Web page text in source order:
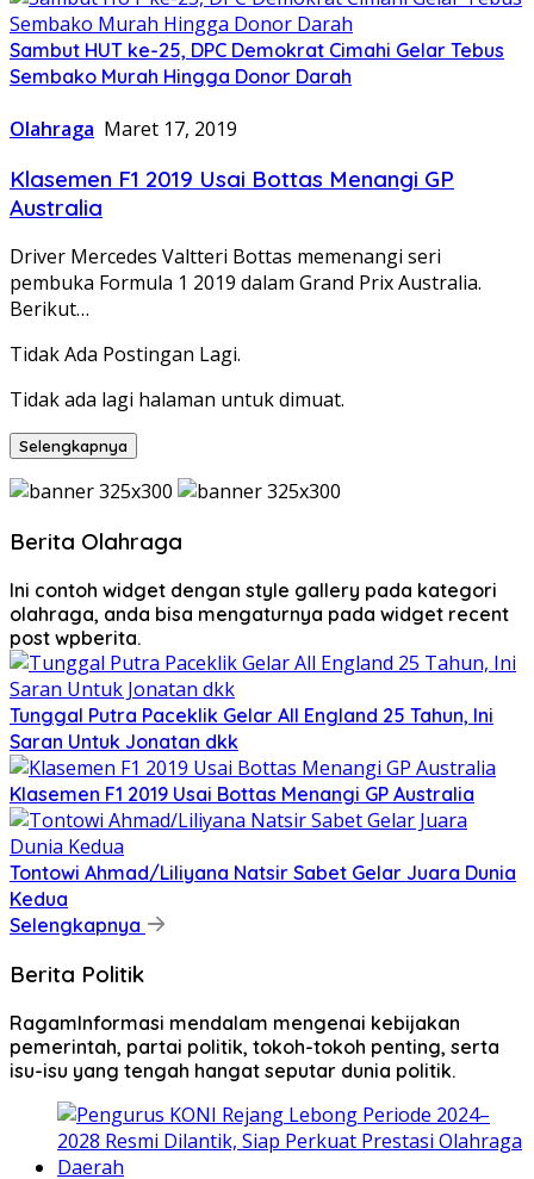
Sambut HUT ke-25, DPC Demokrat Cimahi Gelar Tebus
Sembako Murah Hingga Donor Darah
Olahraga Maret 17, 2019
Klasemen F1 2019 Usai Bottas Menangi GP
Australia
Driver Mercedes Valtteri Bottas memenangi seri
pembuka Formula 1 2019 dalam Grand Prix Australia.
Berikut…
Tidak Ada Postingan Lagi.
Tidak ada lagi halaman untuk dimuat.
Selengkapnya
Berita Olahraga
Ini contoh widget dengan style gallery pada kategori
olahraga, anda bisa mengaturnya pada widget recent
post wpberita.
Tunggal Putra Paceklik Gelar All England 25 Tahun, Ini
Saran Untuk Jonatan dkk
Klasemen F1 2019 Usai Bottas Menangi GP Australia
Tontowi Ahmad/Liliyana Natsir Sabet Gelar Juara Dunia
Kedua
Selengkapnya
Berita Politik
RagamInformasi mendalam mengenai kebijakan
pemerintah, partai politik, tokoh-tokoh penting, serta
isu-isu yang tengah hangat seputar dunia politik.